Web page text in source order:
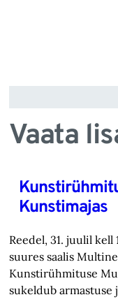
Vaata
Kunstimajas
Reedel, 31. juulil kell
suures saalis
Kunstirühmituse
sukeldub armastuse